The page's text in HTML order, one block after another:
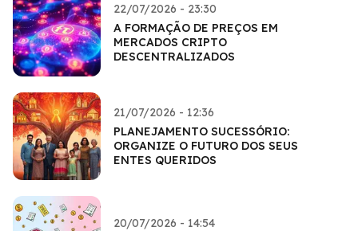
22/07/2026 - 23:30
A FORMAÇÃO DE PREÇOS EM
MERCADOS CRIPTO
DESCENTRALIZADOS
21/07/2026 - 12:36
PLANEJAMENTO SUCESSÓRIO:
ORGANIZE O FUTURO DOS SEUS
ENTES QUERIDOS
20/07/2026 - 14:54